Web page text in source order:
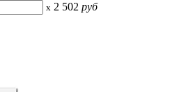
x 2 502 руб